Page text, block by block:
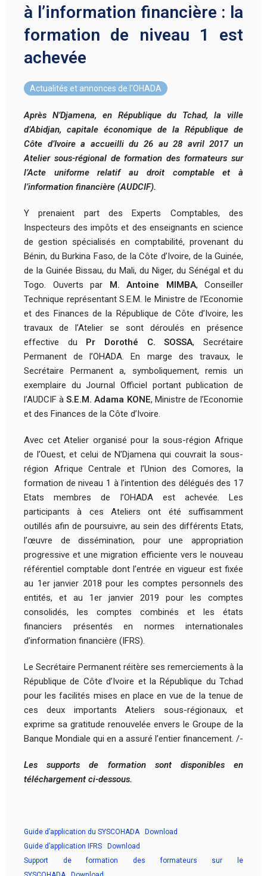
à l’information financière : la
formation de niveau 1 est
achevée
Actualités et annonces de l'OHADA
Après N’Djamena, en République du Tchad, la ville
d’Abidjan, capitale économique de la République de
Côte d’Ivoire a accueilli du 26 au 28 avril 2017 un
Atelier sous-régional de formation des formateurs sur
l’Acte uniforme relatif au droit comptable et à
l’information financière (AUDCIF).
Y prenaient part des Experts Comptables, des
Inspecteurs des impôts et des enseignants en science
de gestion spécialisés en comptabilité, provenant du
Bénin, du Burkina Faso, de la Côte d’Ivoire, de la Guinée,
de la Guinée Bissau, du Mali, du Niger, du Sénégal et du
Togo. Ouverts par M. Antoine MIMBA, Conseiller
Technique représentant S.E.M. le Ministre de l’Economie
et des Finances de la République de Côte d’Ivoire, les
travaux de l’Atelier se sont déroulés en présence
effective du Pr Dorothé C. SOSSA, Secrétaire
Permanent de l’OHADA. En marge des travaux, le
Secrétaire Permanent a, symboliquement, remis un
exemplaire du Journal Officiel portant publication de
l’AUDCIF àS.E.M. Adama KONE, Ministre de l’Economie
et des Finances de la Côte d’Ivoire.
Avec cet Atelier organisé pour la sous-région Afrique
de l’Ouest, et celui de N’Djamena qui couvrait la sous-
région Afrique Centrale et l’Union des Comores, la
formation de niveau 1 à l’intention des délégués des 17
Etats membres de l’OHADA est achevée. Les
participants à ces Ateliers ont été suffisamment
outillés afin de poursuivre, au sein des différents Etats,
l’œuvre de dissémination, pour une appropriation
progressive et une migration efficiente vers le nouveau
référentiel comptable dont l’entrée en vigueur est fixée
au 1er janvier 2018 pour les comptes personnels des
entités, et au 1er janvier 2019 pour les comptes
consolidés, les comptes combinés et les états
financiers présentés en normes internationales
d’information financière (IFRS).
Le Secrétaire Permanent réitère ses remerciements à la
République de Côte d’Ivoire et la République du Tchad
pour les facilités mises en place en vue de la tenue de
ces deux importants Ateliers sous-régionaux, et
exprime sa gratitude renouvelée envers le Groupe de la
Banque Mondiale qui en a assuré l’entier financement. /-
Les supports de formation sont disponibles en
téléchargement ci-dessous.
Guide d’application du SYSCOHADA
Download
Guide d’application IFRS
Download
Support de formation des formateurs sur le